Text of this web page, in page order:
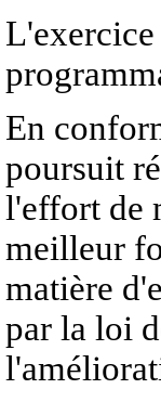
En
poursuit
l'effort de
meilleur
matière
par la loi